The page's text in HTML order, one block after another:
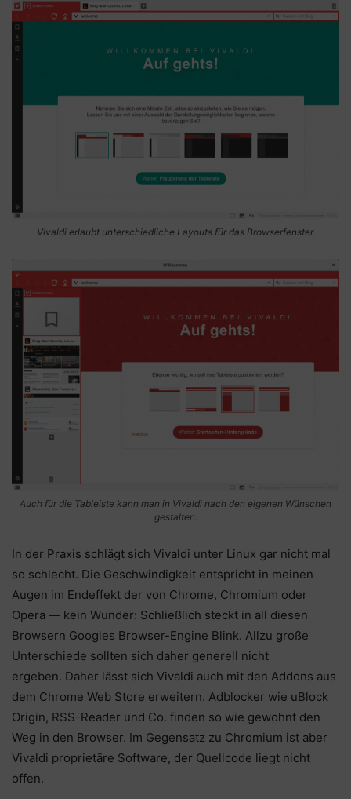
Vivaldi erlaubt unterschiedliche Layouts für das Browserfenster.
Auch für die Tableiste kann man in Vivaldi nach den eigenen Wünschen
gestalten.
In der Praxis schlägt sich Vivaldi unter Linux gar nicht mal
so schlecht. Die Geschwindigkeit entspricht in meinen
Augen im Endeffekt der von Chrome, Chromium oder
Opera — kein Wunder: Schließlich steckt in all diesen
Browsern Googles Browser-Engine Blink. Allzu große
Unterschiede sollten sich daher generell nicht
ergeben. Daher lässt sich Vivaldi auch mit den Addons aus
dem Chrome Web Store erweitern. Adblocker wie uBlock
Origin, RSS-Reader und Co. finden so wie gewohnt den
Weg in den Browser. Im Gegensatz zu Chromium ist aber
Vivaldi proprietäre Software, der Quellcode liegt nicht
offen.